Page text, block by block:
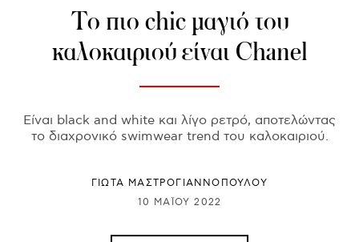
Το πιο chic μαγιό του
καλοκαιριού είναι Chanel
Είναι black and white και λίγο ρετρό, αποτελώντας
το διαχρονικό swimwear trend του καλοκαιριού.
ΓΙΩΤΑ ΜΑΣΤΡΟΓΙΑΝΝΟΠΟΥΛΟΥ
10 ΜΑΪ́ΟΥ 2022